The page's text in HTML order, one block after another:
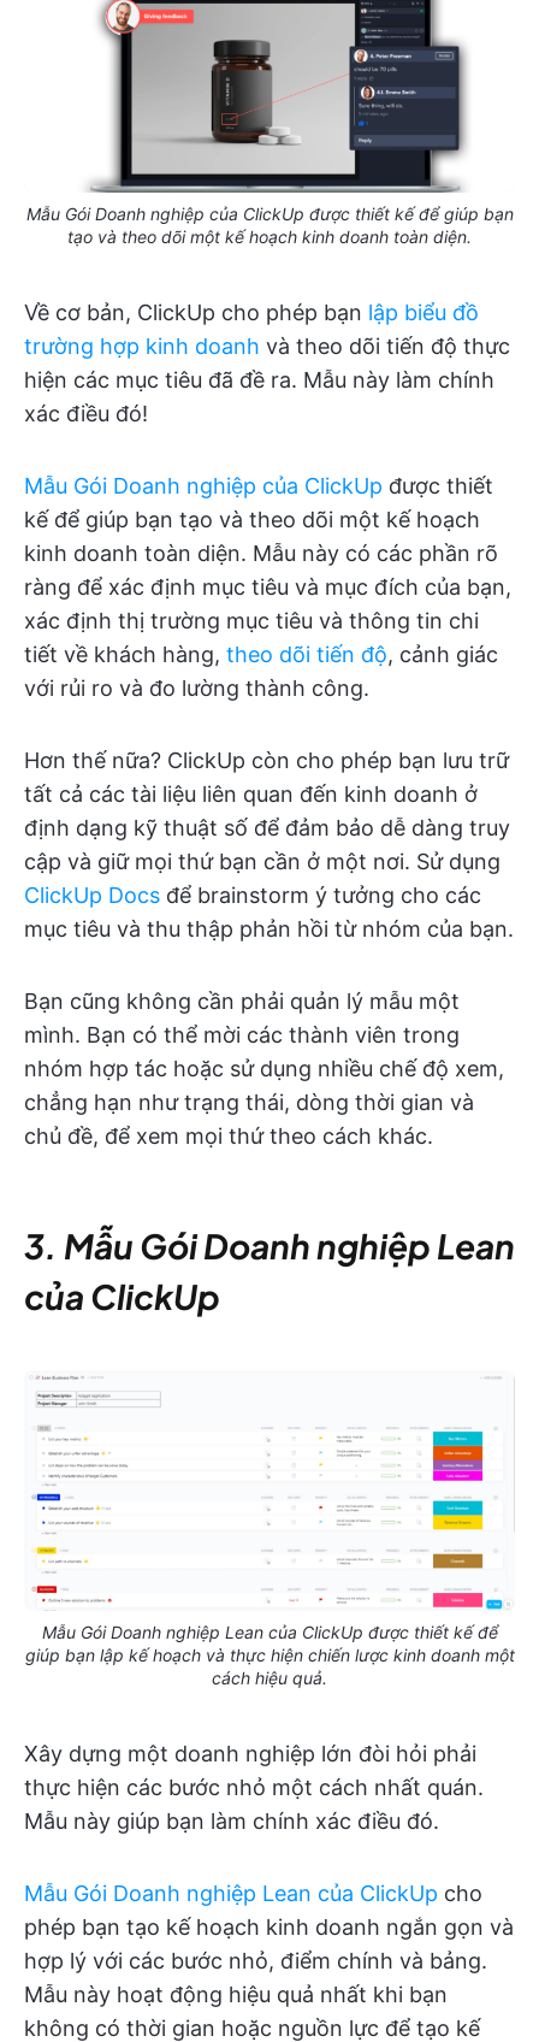
Mẫu Gói Doanh nghiệp của ClickUp được thiết kế để giúp bạn
tạo và theo dõi một kế hoạch kinh doanh toàn diện.
Về cơ bản, ClickUp cho phép bạn lập biểu đồ
trường hợp kinh doanh và theo dõi tiến độ thực
hiện các mục tiêu đã đề ra. Mẫu này làm chính
xác điều đó!
Mẫu Gói Doanh nghiệp của ClickUp được thiết
kế để giúp bạn tạo và theo dõi một kế hoạch
kinh doanh toàn diện. Mẫu này có các phần rõ
ràng để xác định mục tiêu và mục đích của bạn,
xác định thị trường mục tiêu và thông tin chi
tiết về khách hàng, theo dõi tiến độ, cảnh giác
với rủi ro và đo lường thành công.
Hơn thế nữa? ClickUp còn cho phép bạn lưu trữ
tất cả các tài liệu liên quan đến kinh doanh ở
định dạng kỹ thuật số để đảm bảo dễ dàng truy
cập và giữ mọi thứ bạn cần ở một nơi. Sử dụng
ClickUp Docs để brainstorm ý tưởng cho các
mục tiêu và thu thập phản hồi từ nhóm của bạn.
Bạn cũng không cần phải quản lý mẫu một
mình. Bạn có thể mời các thành viên trong
nhóm hợp tác hoặc sử dụng nhiều chế độ xem,
chẳng hạn như trạng thái, dòng thời gian và
chủ đề, để xem mọi thứ theo cách khác.
3. Mẫu Gói Doanh nghiệp Lean
của ClickUp
Mẫu Gói Doanh nghiệp Lean của ClickUp được thiết kế để
giúp bạn lập kế hoạch và thực hiện chiến lược kinh doanh một
cách hiệu quả.
Xây dựng một doanh nghiệp lớn đòi hỏi phải
thực hiện các bước nhỏ một cách nhất quán.
Mẫu này giúp bạn làm chính xác điều đó.
Mẫu Gói Doanh nghiệp Lean của ClickUp cho
phép bạn tạo kế hoạch kinh doanh ngắn gọn và
hợp lý với các bước nhỏ, điểm chính và bảng.
Mẫu này hoạt động hiệu quả nhất khi bạn
không có thời gian hoặc nguồn lực để tạo kế